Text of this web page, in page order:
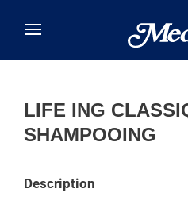
LIFE ING
SHAMPOOING
Description